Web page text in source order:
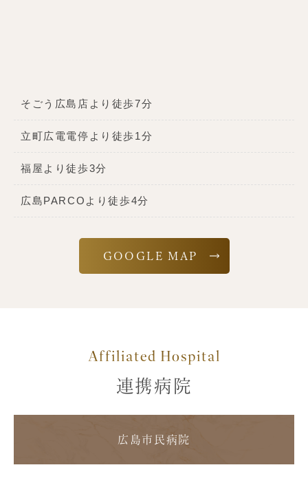
そごう広島店より徒歩7分
立町広電電停より徒歩1分
福屋より徒歩3分
広島PARCOより徒歩4分
GOOGLE MAP
Affiliated Hospital
連携病院
広島市民病院